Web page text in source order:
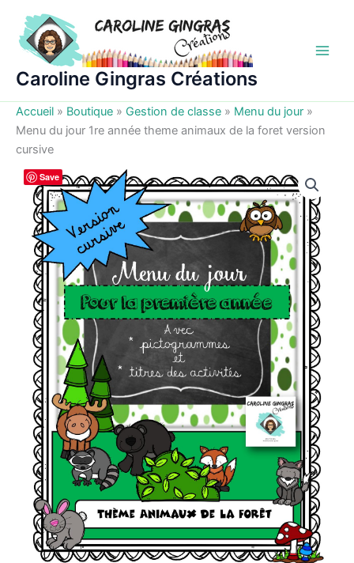
contenu
Caroline Gingras Créations
Accueil » Boutique » Gestion de classe » Menu du jour »
Menu du jour 1re année theme animaux de la foret version
cursive
Save